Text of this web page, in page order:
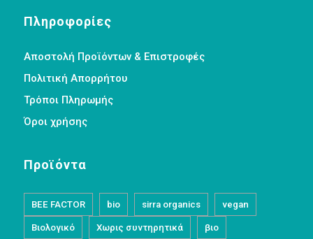
Πληροφορίες
Αποστολή Προϊόντων & Επιστροφές
Πολιτική Απορρήτου
Τρόποι Πληρωμής
Όροι χρήσης
Προϊόντα
BEE FACTOR bio sirra organics vegan
Βιολογικό Χωρις συντηρητικά βιο